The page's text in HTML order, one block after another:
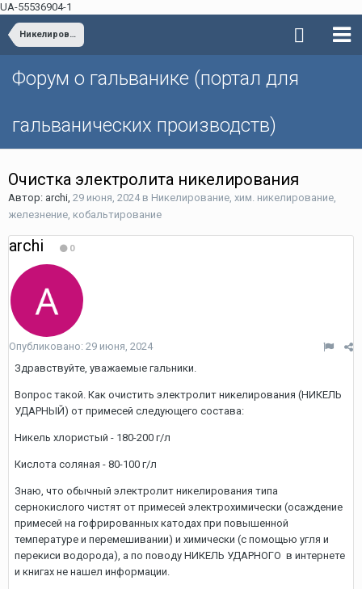
UA-55536904-1
Никелирование, хим. никелирование, железнение, кобальтирование
Форум о гальванике (портал для
гальванических производств)
Очистка электролита никелирования
Автор: archi, 29 июня, 2024в Никелирование, хим. никелирование,
железнение, кобальтирование
archi 0
Опубликовано: 29 июня, 2024
Здравствуйте, уважаемые гальники.
Вопрос такой. Как очистить электролит никелирования (НИКЕЛЬ
УДАРНЫЙ) от примесей следующего состава:
Никель хлористый - 180-200 г/л
Кислота соляная - 80-100 г/л
Знаю, что обычный электролит никелирования типа
сернокислого чистят от примесей электрохимически (осаждение
примесей на гофрированных катодах при повышенной
температуре и перемешивании) и химически (с помощью угля и
перекиси водорода), а по поводу НИКЕЛЬ УДАРНОГО в интернете
и книгах не нашел информации.